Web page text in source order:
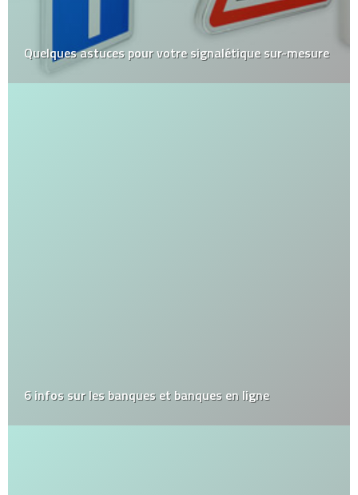
Quelques astuces pour votre signalétique sur-mesure
6 infos sur les banques et banques en ligne